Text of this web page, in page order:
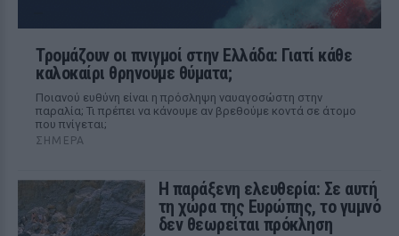
Τρομάζουν οι πνιγμοί στην Ελλάδα: Γιατί κάθε
καλοκαίρι θρηνούμε θύματα;
Ποιανού ευθύνη είναι η πρόσληψη ναυαγοσώστη στην
παραλία; Τι πρέπει να κάνουμε αν βρεθούμε κοντά σε άτομο
που πνίγεται;
ΣΉΜΕΡΑ
Η παράξενη ελευθερία: Σε αυτή
τη χώρα της Ευρώπης, το γuμνό
δεν θεωρείται πρόκληση